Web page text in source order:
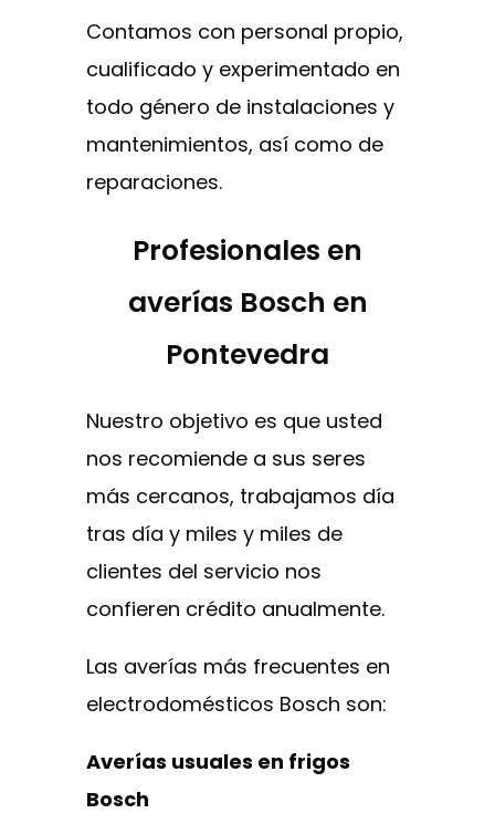
Contamos con personal propio,
cualificado y experimentado en
todo género de instalaciones y
mantenimientos, así como de
reparaciones.
Profesionales en
averías Bosch en
Pontevedra
Nuestro objetivo es que usted
nos recomiende a sus seres
más cercanos, trabajamos día
tras día y miles y miles de
clientes del servicio nos
confieren crédito anualmente.
Las averías más frecuentes en
electrodomésticos Bosch son:
Averías usuales en frigos
Bosch